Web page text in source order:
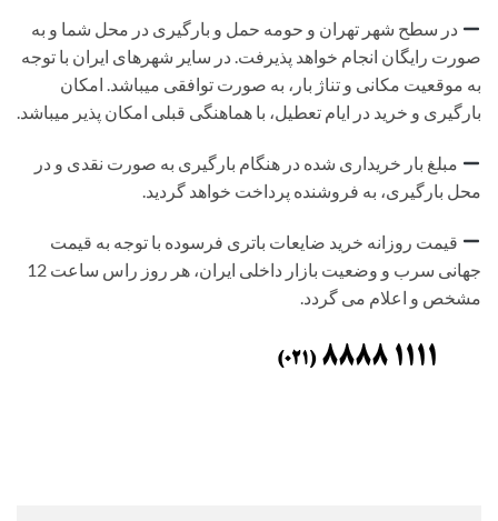
در سطح شهر تهران و حومه حمل و بارگیری در محل شما و به
صورت رایگان انجام خواهد پذیرفت. در سایر شهرهای ایران با توجه
به موقعیت مکانی و تناژ بار، به صورت توافقی میباشد. امکان
بارگیری و خرید در ایام تعطیل، با هماهنگی قبلی امکان پذیر میباشد.
مبلغ بار خریداری شده در هنگام بارگیری به صورت نقدی و در
محل بارگیری، به فروشنده پرداخت خواهد گردید.
قیمت روزانه خرید ضایعات باتری فرسوده با توجه به قیمت
جهانی سرب و وضعیت بازار داخلی ایران، هر روز راس ساعت 12
مشخص و اعلام می گردد.